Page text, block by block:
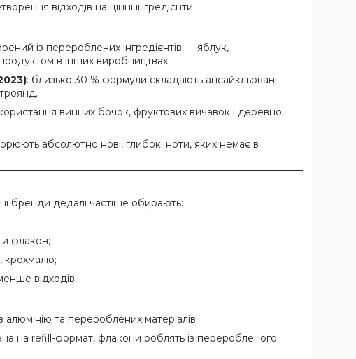
відходів на цінні інгредієнти.
із перероблених інгредієнтів — яблук,
в інших виробництвах.
: близько 30 % формули складають апсайкльовані
винних бочок, фруктових вичавок і деревної
абсолютно нові, глибокі ноти, яких немає в
бренди дедалі частіше обирають:
флакон;
крохмалю;
відходів.
та перероблених матеріалів.
на refill-формат, флакони роблять із переробленого